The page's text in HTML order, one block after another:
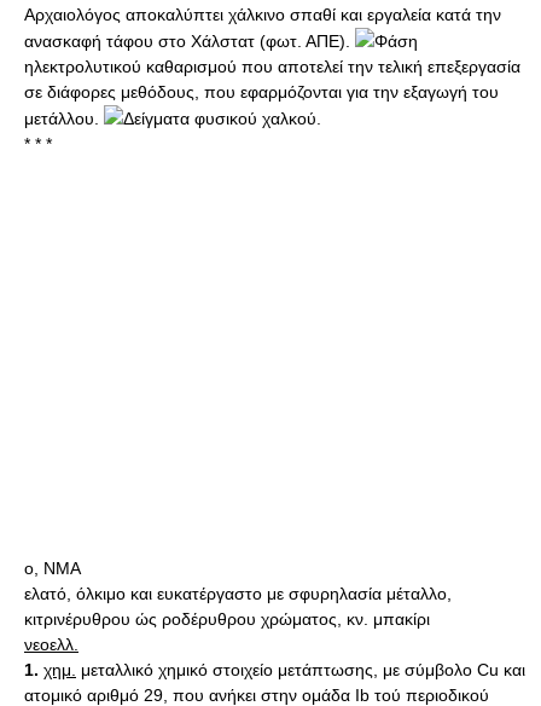
Αρχαιολόγος αποκαλύπτει χάλκινο σπαθί και εργαλεία κατά την
ανασκαφή τάφου στο Χάλστατ (φωτ. ΑΠΕ).
Φάση
ηλεκτρολυτικού καθαρισμού που αποτελεί την τελική επεξεργασία
σε διάφορες μεθόδους, που εφαρμόζονται για την εξαγωγή του
μετάλλου.
Δείγματα φυσικού χαλκού.
* * *
ο, ΝΜΑ
ελατό, όλκιμο και ευκατέργαστο με σφυρηλασία μέταλλο,
κιτρινέρυθρου ώς ροδέρυθρου χρώματος, κν. μπακίρι
νεοελλ.
1. χημ.
μεταλλικό χημικό στοιχείο μετάπτωσης, με σύμβολο Cu και
ατομικό αριθμό 29, που ανήκει στην ομάδα Ib τού περιοδικού